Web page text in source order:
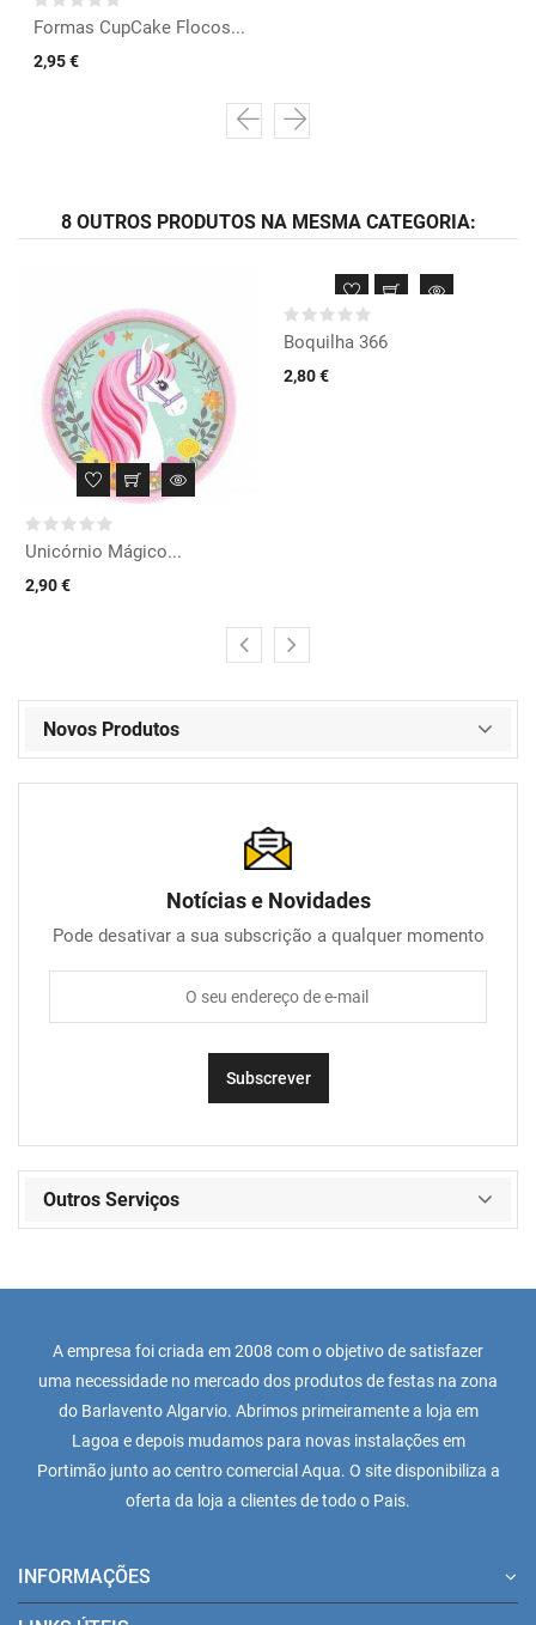
Formas CupCake Flocos...
2,95 €
8 OUTROS PRODUTOS NA MESMA CATEGORIA:
Unicórnio Mágico...
2,90 €
Boquilha 366
2,80 €
Novos Produtos
Notícias e Novidades
Pode desativar a sua subscrição a qualquer momento
Outros Serviços
A empresa foi criada em 2008 com o objetivo de satisfazer
uma necessidade no mercado dos produtos de festas na zona
do Barlavento Algarvio. Abrimos primeiramente a loja em
Lagoa e depois mudamos para novas instalações em
Portimão junto ao centro comercial Aqua. O site disponibiliza a
oferta da loja a clientes de todo o Pais.
INFORMAÇÕES